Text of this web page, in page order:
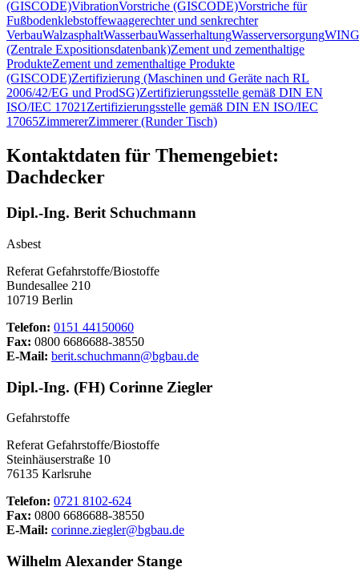
(GISCODE)VibrationVorstriche (GISCODE)Vorstriche für
Fußbodenklebstoffewaagerechter und senkrechter
VerbauWalzasphaltWasserbauWasserhaltungWasserversorgung
(Zentrale Expositionsdatenbank)Zement und zementhaltige
ProdukteZement und zementhaltige Produkte
(GISCODE)Zertifizierung (Maschinen und Geräte nach RL
2006/42/EG und ProdSG)Zertifizierungsstelle gemäß DIN EN
ISO/IEC 17021Zertifizierungsstelle gemäß DIN EN ISO/IEC
17065ZimmererZimmerer (Runder Tisch)
Kontaktdaten für Themengebiet:
Dachdecker
Dipl.-Ing. Berit Schuchmann
Asbest
Referat Gefahrstoffe/Biostoffe
Bundesallee 210
10719 Berlin
Telefon: 0151 44150060
Fax: 0800 6686688-38550
E-Mail: berit.schuchmann@bgbau.de
Dipl.-Ing. (FH) Corinne Ziegler
Gefahrstoffe
Referat Gefahrstoffe/Biostoffe
Steinhäuserstraße 10
76135 Karlsruhe
Telefon: 0721 8102-624
Fax: 0800 6686688-38550
E-Mail: corinne.ziegler@bgbau.de
Wilhelm Alexander Stange